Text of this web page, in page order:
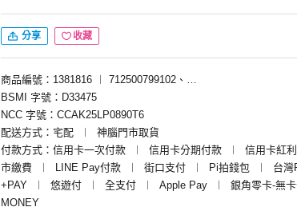
分享 收藏
商品編號：1381816
712500799102、712500790102
BSMI 字號：D33475
NCC 字號：CCAK25LP0890T6
配送方式：宅配
神腦門市取貨
付款方式：信用卡一次付款
信用卡分期付款 信用卡紅
市繳費
LINE Pay付款 街口支付 Pi拍錢包 台灣
+PAY
悠遊付 全支付 Apple Pay 銀角零卡-無
MONEY